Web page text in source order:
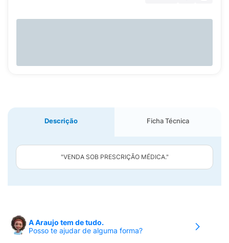
Descrição Ficha Técnica
"VENDA SOB PRESCRIÇÃO MÉDICA."
A Araujo tem de tudo.
Posso te ajudar de alguma forma?